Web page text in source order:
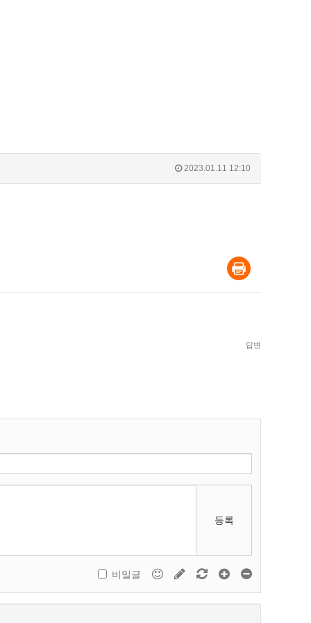
2023.01.11 12:10
답변
등록
비밀글